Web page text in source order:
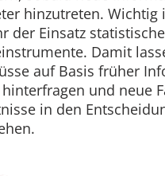
hinzutreten. Wichtig
der Einsatz
Damit
auf Basis früher
und neue
in den